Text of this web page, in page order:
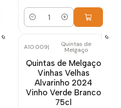
Cantidad
A10.009| Quintas de
Melgaço
Quintas de Melgaço
Vinhas Velhas
Alvarinho 2024
Vinho Verde Branco
75cl